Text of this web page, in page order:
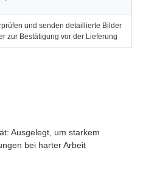
und senden detaillierte Bilder
zur Bestätigung vor der Lieferung
Ausgelegt, um starkem
bei harter Arbeit